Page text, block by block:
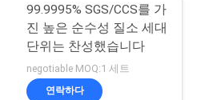
99.9995% SGS/CCS를 가
진 높은 순수성 질소 세대
단위는 찬성했습니다
negotiable MOQ:1 세트
연락하다